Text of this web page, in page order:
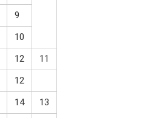
9
10
12
11
12
14
13